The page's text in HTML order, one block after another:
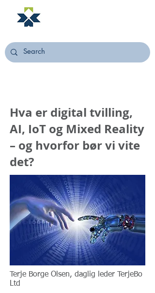
Hva er digital tvilling,
AI, IoT og Mixed Reality
– og hvorfor bør vi vite
det?
Terje Borge Olsen, daglig leder TerjeBo
Ltd